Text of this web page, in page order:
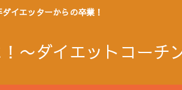
イエッターからの卒業！
〜ダイエットコーチ